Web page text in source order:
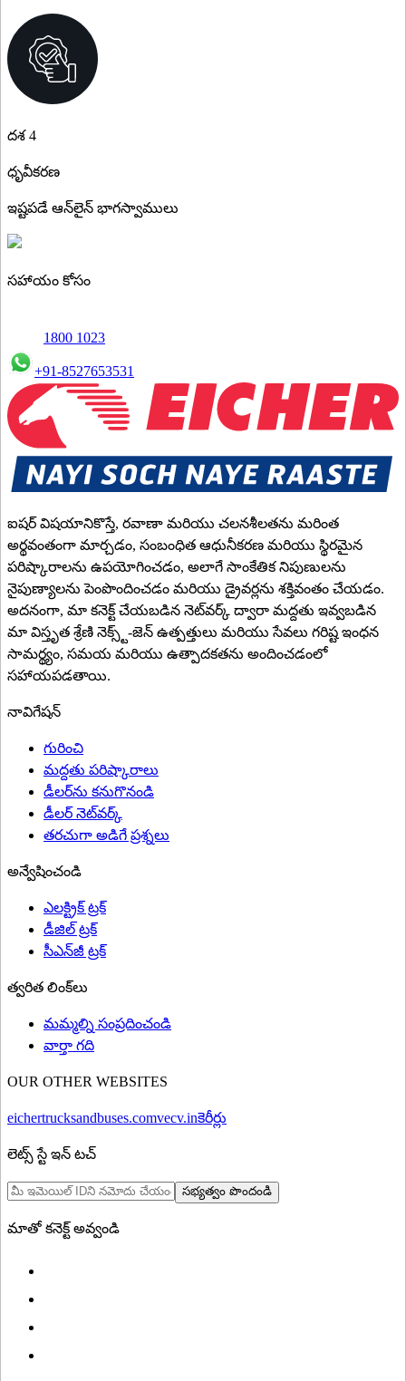
దశ 4
ధృవీకరణ
ఇష్టపడే ఆన్‌లైన్ భాగస్వాములు
సహాయం కోసం
1800 1023
+91-8527653531
ఐషర్ విషయానికొస్తే, రవాణా మరియు చలనశీలతను మరింత
అర్థవంతంగా మార్చడం, సంబంధిత ఆధునీకరణ మరియు స్థిరమైన
పరిష్కారాలను ఉపయోగించడం, అలాగే సాంకేతిక నిపుణులను
నైపుణ్యాలను పెంపొందించడం మరియు డ్రైవర్లను శక్తివంతం చేయడం.
అదనంగా, మా కనెక్ట్ చేయబడిన నెట్‌వర్క్ ద్వారా మద్దతు ఇవ్వబడిన
మా విస్తృత శ్రేణి నెక్స్ట్-జెన్ ఉత్పత్తులు మరియు సేవలు గరిష్ట ఇంధన
సామర్థ్యం, సమయ మరియు ఉత్పాదకతను అందించడంలో
సహాయపడతాయి.
నావిగేషన్
గురించి
మద్దతు పరిష్కారాలు
డీలర్‌ను కనుగొనండి
డీలర్ నెట్‌వర్క్
తరచుగా అడిగే ప్రశ్నలు
అన్వేషించండి
ఎలక్ట్రిక్ ట్రక్
డీజిల్ ట్రక్
సీఎన్‌జీ ట్రక్
త్వరిత లింక్‌లు
మమ్మల్ని సంప్రదించండి
వార్తా గది
OUR OTHER WEBSITES
eichertrucksandbuses.comvecv.inకెరీర్లు
లెట్స్ స్టే ఇన్ టచ్
సభ్యత్వం పొందండి
మాతో కనెక్ట్ అవ్వండి